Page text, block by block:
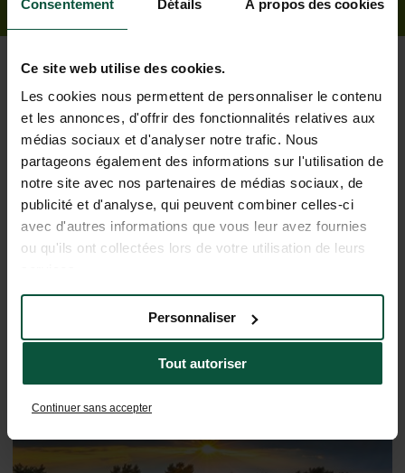
Consentement Détails À propos des cookies
Ce site web utilise des cookies.
Les cookies nous permettent de personnaliser le contenu
et les annonces, d'offrir des fonctionnalités relatives aux
médias sociaux et d'analyser notre trafic. Nous
partageons également des informations sur l'utilisation de
notre site avec nos partenaires de médias sociaux, de
publicité et d'analyse, qui peuvent combiner celles-ci
avec d'autres informations que vous leur avez fournies
ou qu'ils ont collectées lors de votre utilisation de leurs
Tout autoriser
Personnaliser
Continuer sans accepter
Unsere Dienstleistungen für einen
entspannten Urlaub